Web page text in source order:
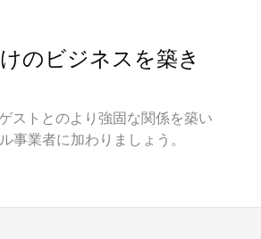
のビジネスを築き
ストとのより強固な関係を築い
業者に加わりましょう。